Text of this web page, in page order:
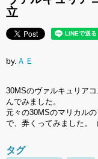
立
by. ＡＥ
30MSのヴァルキュリア
んでみました。
元々の30MSのマリカル
で、弄くってみました。
タグ